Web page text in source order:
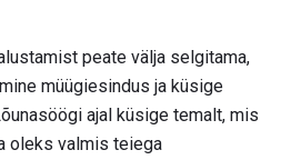
peate välja selgitama,
müügiesindus ja küsige
ajal küsige temalt, mis
oleks valmis teiega